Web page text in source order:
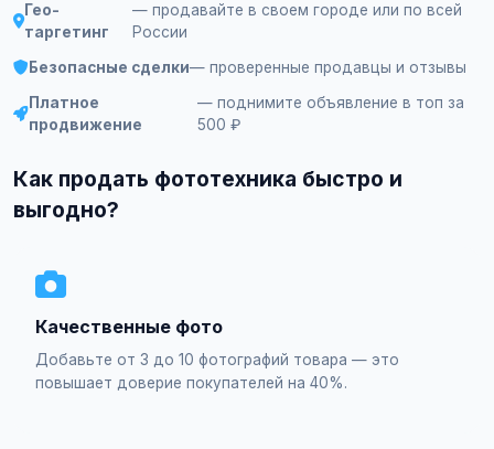
Гео-
таргетинг
— продавайте в своем городе или по всей
России
Безопасные сделки— проверенные продавцы и отзывы
Платное
продвижение
— поднимите объявление в топ за
500 ₽
Как продать фототехника быстро и
выгодно?
Качественные фото
Добавьте от 3 до 10 фотографий товара — это
повышает доверие покупателей на 40%.